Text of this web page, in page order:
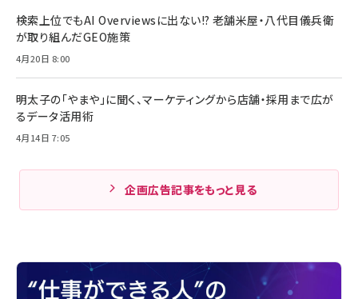
検索上位でもAI Overviewsに出ない!? 老舗米屋・八代目儀兵衛
が取り組んだGEO施策
4月20日 8:00
明太子の「やまや」に聞く、マーケティングから店舗・採用まで広が
るデータ活用術
4月14日 7:05
企画広告記事をもっと見る